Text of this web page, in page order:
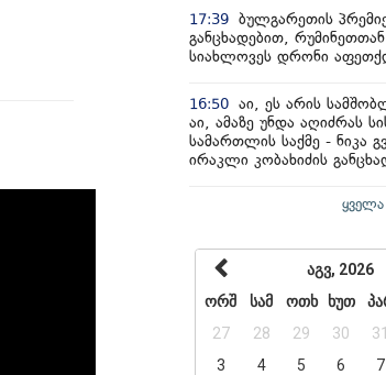
17:39 ბულგარეთის
განცხადებით,
სიახლოვეს დრონი
16:50 აი, ეს არის
აი, ამაზე უნდა აღიძრას
სამართლის საქმე - ნიკა
ირაკლი კობახიძის
ყველა
აგვ, 2026
ორშ
სამ ოთხ ხუთ
27
28 29 30 31
3
4 5 6 7